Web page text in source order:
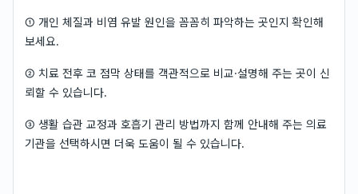
① 개인 체질과 비염 유발 원인을 꼼꼼히 파악하는 곳인지 확인해
보세요.
② 치료 전후 코 점막 상태를 객관적으로 비교·설명해 주는 곳이 신
뢰할 수 있습니다.
③ 생활 습관 교정과 호흡기 관리 방법까지 함께 안내해 주는 의료
기관을 선택하시면 더욱 도움이 될 수 있습니다.